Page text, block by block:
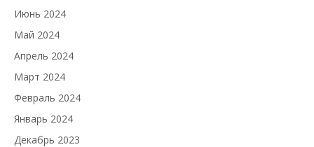
Июнь 2024
Май 2024
Апрель 2024
Март 2024
Февраль 2024
Январь 2024
Декабрь 2023